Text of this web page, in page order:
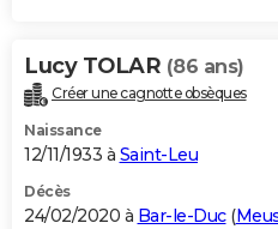
Lucy TOLAR (86 ans)
Créer une cagnotte obsèques
Naissance
12/11/1933 à Saint-Leu
Décès
24/02/2020 à Bar-le-Duc(